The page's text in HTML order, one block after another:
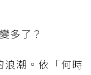
多了？
浪潮。依「何時